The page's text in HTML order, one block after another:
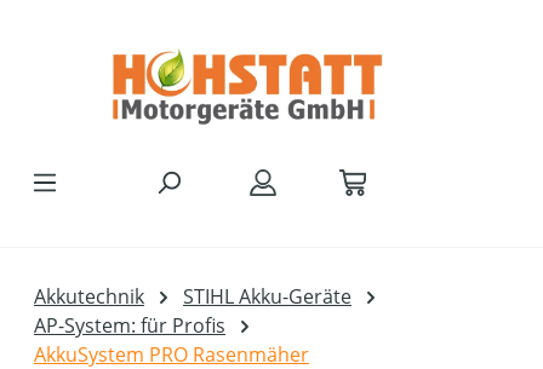
Akkutechnik
STIHL Akku-Geräte
AP-System: für Profis
AkkuSystem PRO Rasenmäher